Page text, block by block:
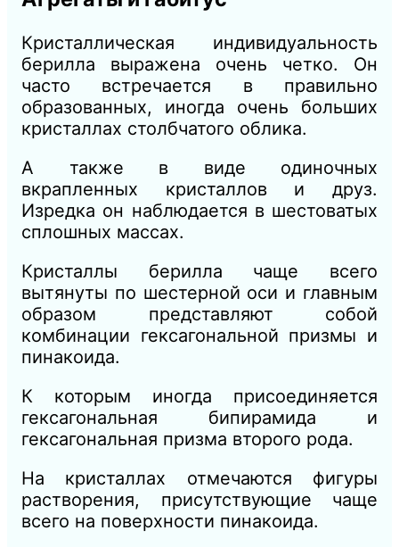
Кристаллическая индивидуальность
берилла выражена очень четко. Он
часто встречается в правильно
образованных, иногда очень больших
кристаллах столбчатого облика.
А также в виде одиночных
вкрапленных кристаллов и друз.
Изредка он наблюдается в шестоватых
сплошных массах.
Кристаллы берилла чаще всего
вытянуты по шестерной оси и главным
образом представляют собой
комбинации гексагональной призмы и
пинакоида.
К которым иногда присоединяется
гексагональная бипирамида и
гексагональная призма второго рода.
На кристаллах отмечаются фигуры
растворения, присутствующие чаще
всего на поверхности пинакоида.